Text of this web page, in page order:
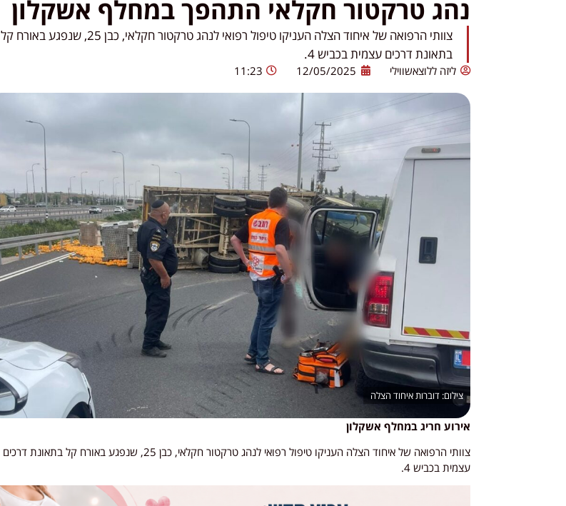
נהג טרקטור חקלאי התהפך במחלף אשקלון
צוותי הרפואה של איחוד הצלה העניקו טיפול רפואי לנהג טרקטור חקלאי, כבן 25, שנפגע באורח קל
בתאונת דרכים עצמית בכביש 4.
ליזה ללוצאשווילי 12/05/2025
11:23
דוברות איחוד הצלה
אירוע חריג במחלף אשקלון
צוותי הרפואה של איחוד הצלה העניקו טיפול רפואי לנהג טרקטור חקלאי, כבן 25, שנפגע באורח קל בתאונת דרכים
עצמית בכביש 4.